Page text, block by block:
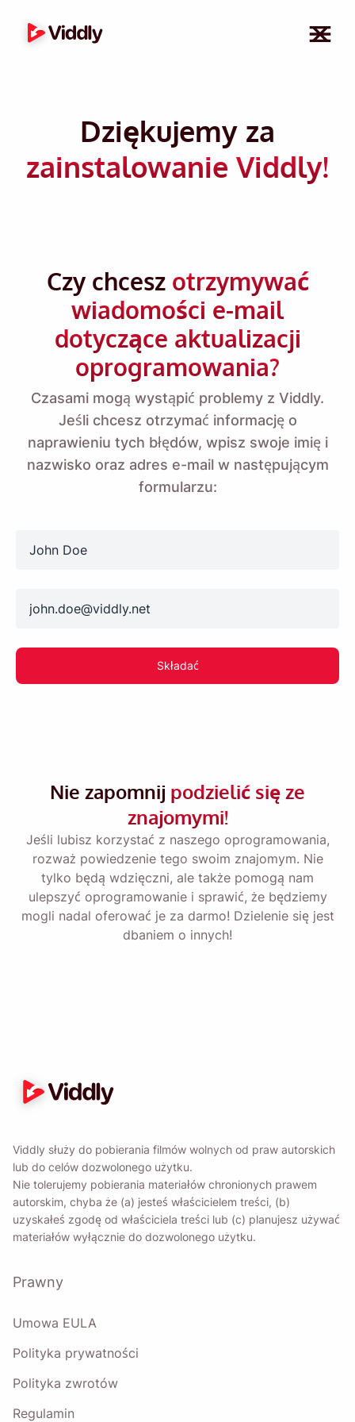
Dziękujemy za
zainstalowanie Viddly!
Czy chcesz otrzymywać
wiadomości e-mail
dotyczące aktualizacji
oprogramowania?
Czasami mogą wystąpić problemy z Viddly.
Jeśli chcesz otrzymać informację o
naprawieniu tych błędów, wpisz swoje imię i
nazwisko oraz adres e-mail w następującym
formularzu:
Składać
Nie zapomnij podzielić się ze
znajomymi!
Jeśli lubisz korzystać z naszego oprogramowania,
rozważ powiedzenie tego swoim znajomym. Nie
tylko będą wdzięczni, ale także pomogą nam
ulepszyć oprogramowanie i sprawić, że będziemy
mogli nadal oferować je za darmo! Dzielenie się jest
dbaniem o innych!
Viddly służy do pobierania filmów wolnych od praw autorskich
lub do celów dozwolonego użytku.
Nie tolerujemy pobierania materiałów chronionych prawem
autorskim, chyba że (a) jesteś właścicielem treści, (b)
uzyskałeś zgodę od właściciela treści lub (c) planujesz używać
materiałów wyłącznie do dozwolonego użytku.
Prawny
Umowa EULA
Polityka prywatności
Polityka zwrotów
Regulamin
lub Windows.
Name
Email